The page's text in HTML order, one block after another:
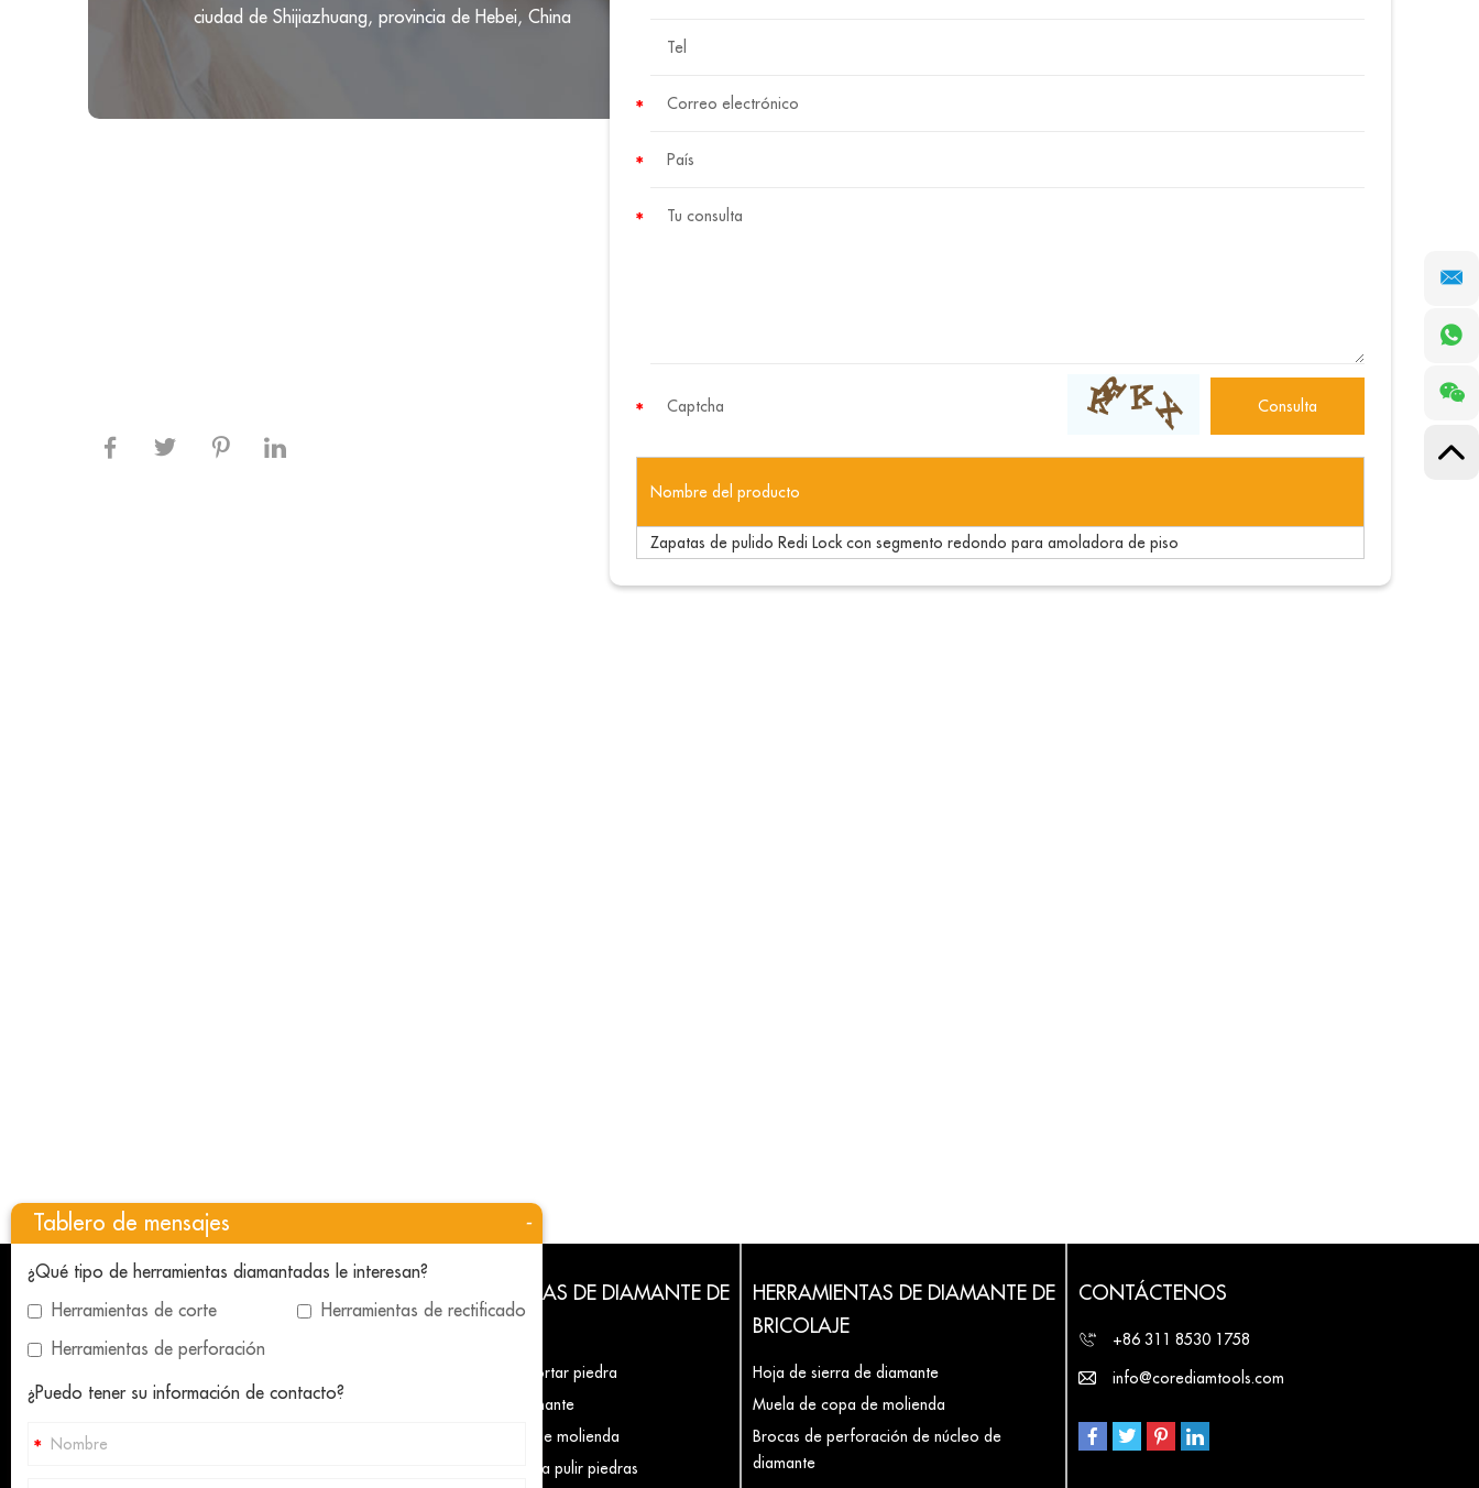
ciudad de Shijiazhuang, provincia de Hebei, China
Nombre del producto
Zapatas de pulido Redi Lock con segmento redondo para amoladora de piso
HERRAMIENTAS DE DIAMANTE DE
Cuchillas para cortar piedra
Alambre de diamante
Muela de copa de molienda
Almohadillas para pulir piedras
HERRAMIENTAS DE DIAMANTE DE
BRICOLAJE
Hoja de sierra de diamante
Muela de copa de molienda
Brocas de perforación de núcleo de
diamante
CONTÁCTENOS
+86 311 8530 1758
info@corediamtools.com
Tablero de mensajes -
¿Qué tipo de herramientas diamantadas le interesan?
Herramientas de corte Herramientas de rectificado
Herramientas de perforación
¿Puedo tener su información de contacto?